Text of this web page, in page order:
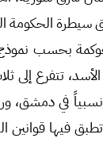
سيطرة الحكومة
بحسب
تتفرع إلى
نسبياً في دمشق،
فيها قوانين